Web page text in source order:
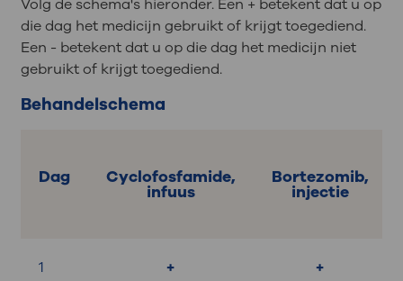
Volg de schema's hieronder. Een + betekent dat u op
die dag het medicijn gebruikt of krijgt toegediend.
Een - betekent dat u op die dag het medicijn niet
gebruikt of krijgt toegediend.
Behandelschema
Dag Cyclofosfamide,
infuus
Bortezomib,
injectie
1 + +